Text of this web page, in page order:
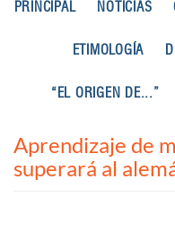
PRINCIPAL NOTICIAS
ETIMOLOGÍA
“EL ORIGEN DE...”
Aprendizaje de
superará al